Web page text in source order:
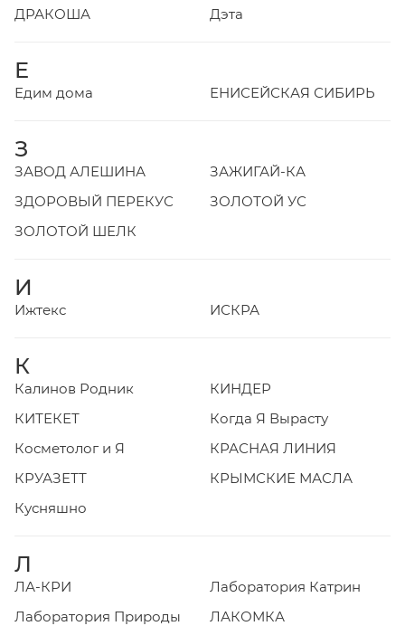
ДРАКОША
Дэта
Е
Едим дома ЕНИСЕЙСКАЯ СИБИРЬ
З
ЗАВОД АЛЕШИНА
ЗАЖИГАЙ-КА
ЗДОРОВЫЙ ПЕРЕКУС
ЗОЛОТОЙ УС
ЗОЛОТОЙ ШЕЛК
И
Ижтекс ИСКРА
К
Калинов Родник
КИНДЕР
КИТЕКЕТ
Когда Я Вырасту
Косметолог и Я
КРАСНАЯ ЛИНИЯ
КРУАЗЕТТ
КРЫМСКИЕ МАСЛА
Кусняшно
Л
ЛА-КРИ
Лаборатория Катрин
Лаборатория Природы
ЛАКОМКА